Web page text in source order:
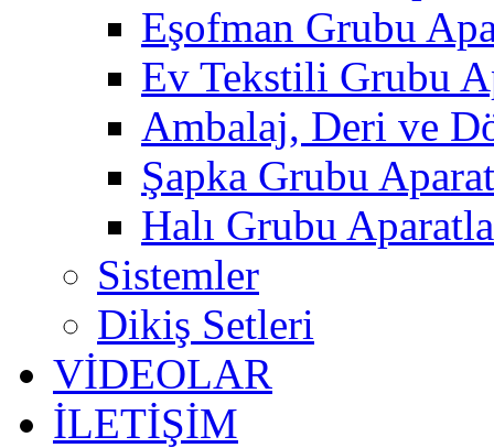
Eşofman Grubu
Ev Tekstili Grubu
Ambalaj, Deri ve
Şapka Grubu
Halı Grubu
Sistemler
Dikiş Setleri
VİDEOLAR
İLETİŞİM